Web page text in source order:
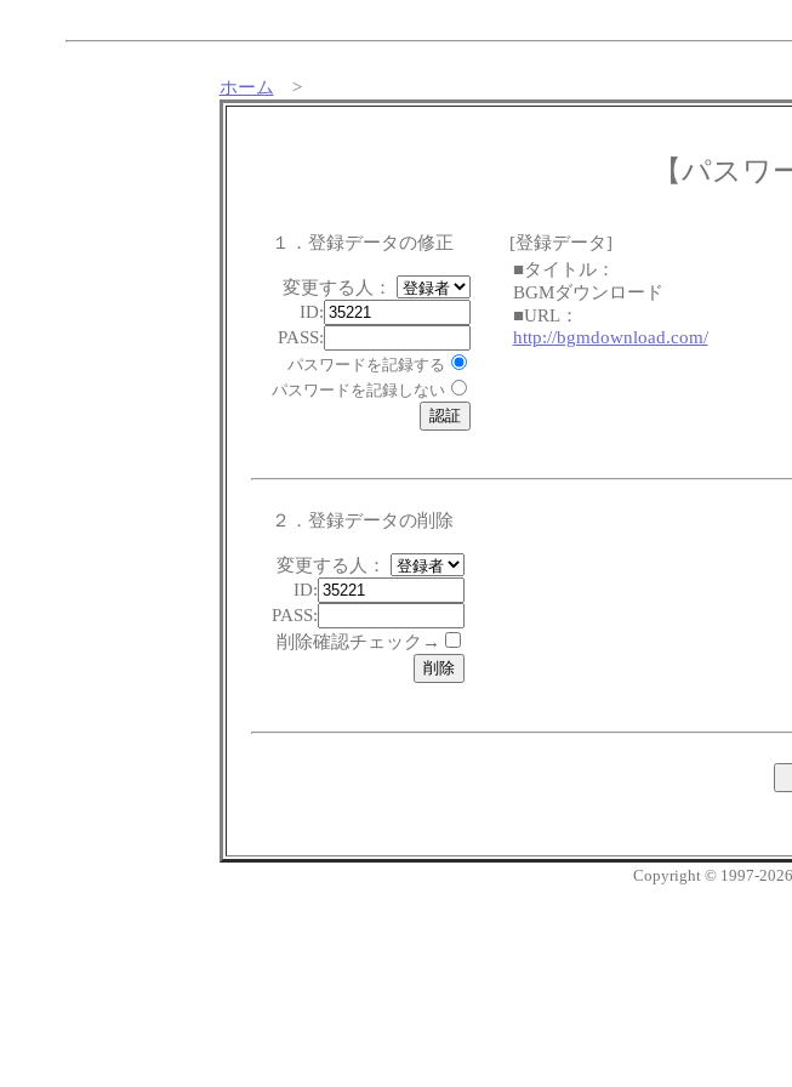
ホーム >
【パスワ
１．登録データの修正
変更する人：
ID:
PASS:
パスワードを記録する
パスワードを記録しない
[登録データ]
■タイトル：
BGMダウンロード
■URL：
http://bgmdownload.com/
２．登録データの削除
変更する人：
ID:
PASS:
削除確認チェック→
Copyright © 1997-